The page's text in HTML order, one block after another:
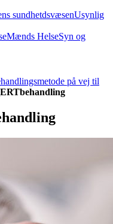
sundhetdsvæsenUsynlig
Mænds HelseSyn og
på vej til